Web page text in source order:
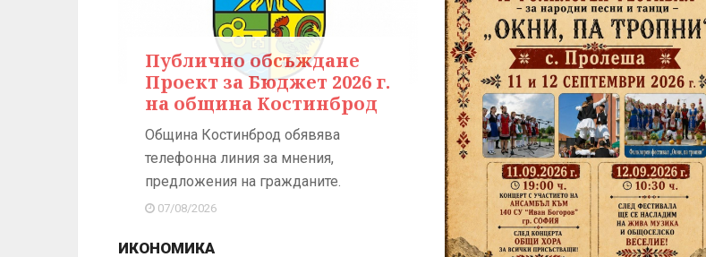
Публично обсъждане
Проект за Бюджет 2026 г.
на община Костинброд
Община Костинброд обявява
телефонна линия за мнения,
предложения на гражданите.
07/08/2026
ИКОНОМИКА